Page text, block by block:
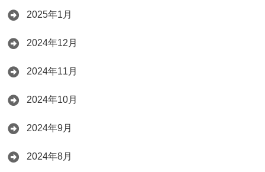
2025年1月
2024年12月
2024年11月
2024年10月
2024年9月
2024年8月